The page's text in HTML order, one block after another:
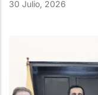
30 Julio, 2026